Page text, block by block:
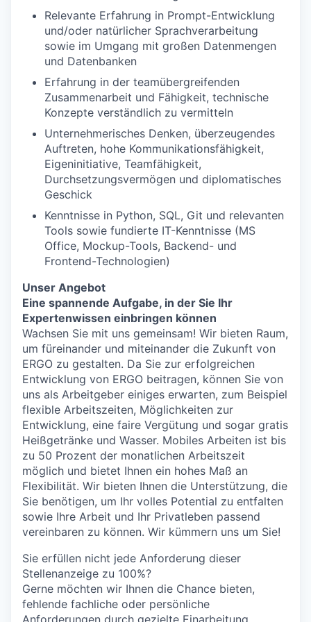
Relevante Erfahrung in Prompt-Entwicklung
und/oder natürlicher Sprachverarbeitung
sowie im Umgang mit großen Datenmengen
und Datenbanken
Erfahrung in der teamübergreifenden
Zusammenarbeit und Fähigkeit, technische
Konzepte verständlich zu vermitteln
Unternehmerisches Denken, überzeugendes
Auftreten, hohe Kommunikationsfähigkeit,
Eigeninitiative, Teamfähigkeit,
Durchsetzungsvermögen und diplomatisches
Geschick
Kenntnisse in Python, SQL, Git und relevanten
Tools sowie fundierte IT-Kenntnisse (MS
Office, Mockup-Tools, Backend- und
Frontend-Technologien)
Unser Angebot
Eine spannende Aufgabe, in der Sie Ihr
Expertenwissen einbringen können
Wachsen Sie mit uns gemeinsam! Wir bieten Raum,
um füreinander und miteinander die Zukunft von
ERGO zu gestalten. Da Sie zur erfolgreichen
Entwicklung von ERGO beitragen, können Sie von
uns als Arbeitgeber einiges erwarten, zum Beispiel
flexible Arbeitszeiten, Möglichkeiten zur
Entwicklung, eine faire Vergütung und sogar gratis
Heißgetränke und Wasser. Mobiles Arbeiten ist bis
zu 50 Prozent der monatlichen Arbeitszeit
möglich und bietet Ihnen ein hohes Maß an
Flexibilität. Wir bieten Ihnen die Unterstützung, die
Sie benötigen, um Ihr volles Potential zu entfalten
sowie Ihre Arbeit und Ihr Privatleben passend
vereinbaren zu können. Wir kümmern uns um Sie!
Sie erfüllen nicht jede Anforderung dieser
Stellenanzeige zu 100%?
Gerne möchten wir Ihnen die Chance bieten,
fehlende fachliche oder persönliche
Anforderungen durch gezielte Einarbeitung